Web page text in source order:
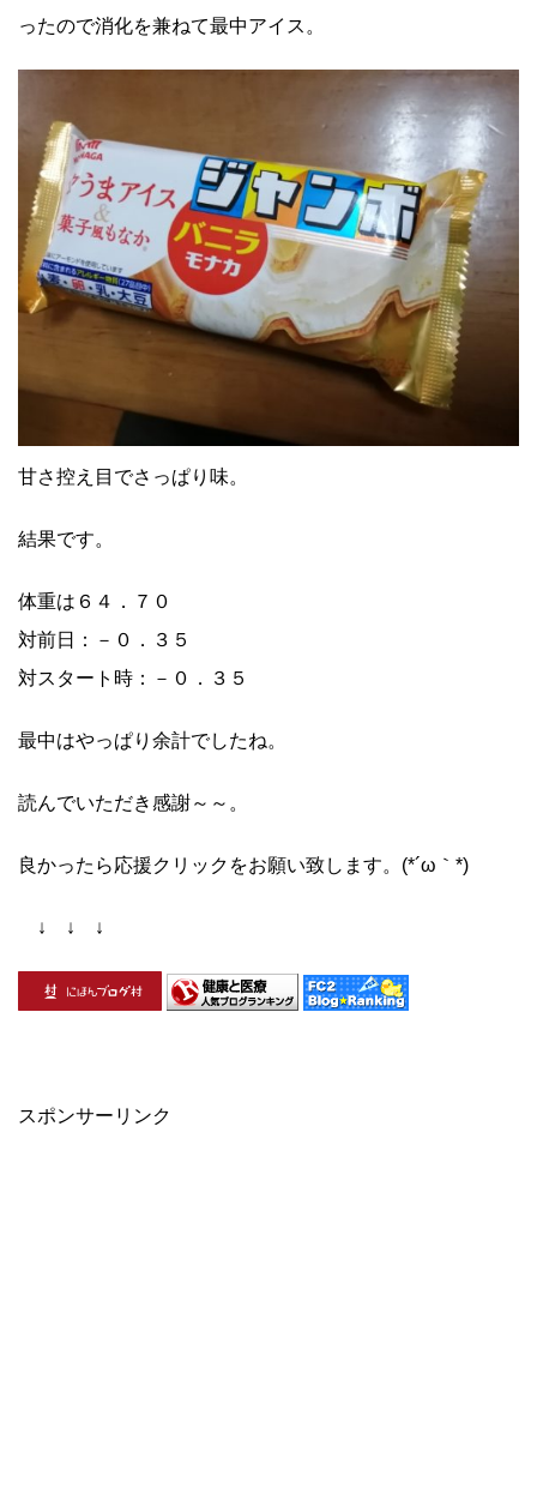
ったので消化を兼ねて最中アイス。
甘さ控え目でさっぱり味。
結果です。
体重は６４．７０
対前日：－０．３５
対スタート時：－０．３５
最中はやっぱり余計でしたね。
読んでいただき感謝～～。
良かったら応援クリックをお願い致します。(*´ω｀*)
↓ ↓ ↓
スポンサーリンク